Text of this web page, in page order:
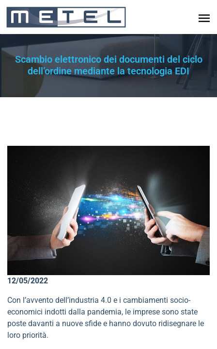
Scambio elettronico dei documenti del ciclo
dell’ordine mediante la tecnologia EDI
12/05/2022
Con l’avvento dell’industria 4.0 e i cambiamenti socio-
economici indotti dalla pandemia, le imprese sono state
poste davanti a nuove sfide e hanno dovuto ridisegnare le
loro priorità.